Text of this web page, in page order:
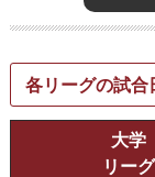
各リーグの試合
大学
リーグ